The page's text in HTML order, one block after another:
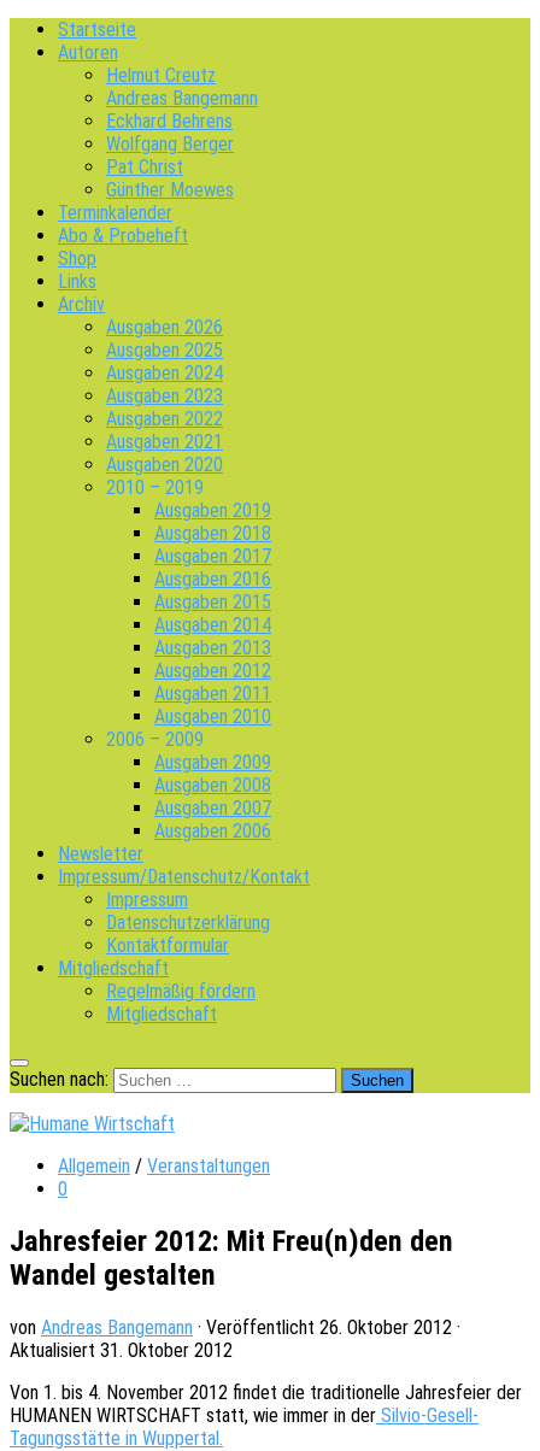
Startseite
Autoren
Helmut Creutz
Andreas Bangemann
Eckhard Behrens
Wolfgang Berger
Pat Christ
Günther Moewes
Terminkalender
Abo & Probeheft
Shop
Links
Archiv
Ausgaben 2026
Ausgaben 2025
Ausgaben 2024
Ausgaben 2023
Ausgaben 2022
Ausgaben 2021
Ausgaben 2020
2010 – 2019
Ausgaben 2019
Ausgaben 2018
Ausgaben 2017
Ausgaben 2016
Ausgaben 2015
Ausgaben 2014
Ausgaben 2013
Ausgaben 2012
Ausgaben 2011
Ausgaben 2010
2006 – 2009
Ausgaben 2009
Ausgaben 2008
Ausgaben 2007
Ausgaben 2006
Newsletter
Impressum/Datenschutz/Kontakt
Impressum
Datenschutzerklärung
Kontaktformular
Mitgliedschaft
Regelmäßig fördern
Mitgliedschaft
Suchen nach:
Allgemein / Veranstaltungen
0
Jahresfeier 2012: Mit Freu(n)den den
Wandel gestalten
von Andreas Bangemann · Veröffentlicht 26. Oktober 2012 ·
Aktualisiert 31. Oktober 2012
Von 1. bis 4. Novem­ber 2012 findet die tradi­tio­nel­le Jahres­fei­er der
HUMANEN WIRTSCHAFT statt, wie immer in der Silvio-Gesell-
Tagungs­stät­te in Wuppertal.